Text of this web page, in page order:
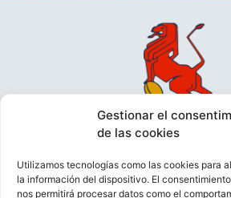
Gestionar el
de las cookies
Utilizamos tecnologías como las cookies para
la información del dispositivo. El
nos permitirá procesar datos como el